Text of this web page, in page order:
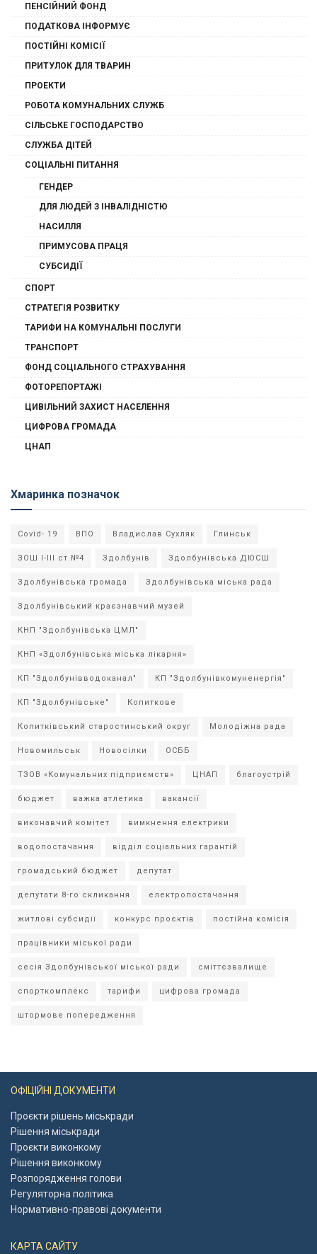
ПЕНСІЙНИЙ ФОНД
ПОДАТКОВА ІНФОРМУЄ
ПОСТІЙНІ КОМІСІЇ
ПРИТУЛОК ДЛЯ ТВАРИН
ПРОЕКТИ
РОБОТА КОМУНАЛЬНИХ СЛУЖБ
СІЛЬСЬКЕ ГОСПОДАРСТВО
СЛУЖБА ДІТЕЙ
СОЦІАЛЬНІ ПИТАННЯ
ГЕНДЕР
ДЛЯ ЛЮДЕЙ З ІНВАЛІДНІСТЮ
НАСИЛЛЯ
ПРИМУСОВА ПРАЦЯ
СУБСИДІЇ
СПОРТ
СТРАТЕГІЯ РОЗВИТКУ
ТАРИФИ НА КОМУНАЛЬНІ ПОСЛУГИ
ТРАНСПОРТ
ФОНД СОЦІАЛЬНОГО СТРАХУВАННЯ
ФОТОРЕПОРТАЖІ
ЦИВІЛЬНИЙ ЗАХИСТ НАСЕЛЕННЯ
ЦИФРОВА ГРОМАДА
ЦНАП
Хмаринка позначок
Covid- 19 ВПО Владислав Сухляк Глинськ
ЗОШ І-ІІІ ст №4 Здолбунів Здолбунівська ДЮСШ
Здолбунівська громада Здолбунівська міська рада
Здолбунівський краєзнавчий музей
КНП "Здолбунівська ЦМЛ"
КНП «Здолбунівська міська лікарня»
КП "Здолбунівводоканал" КП "Здолбунівкомуненергія"
КП "Здолбунівське" Копиткове
Копитківський старостинський округ Молодіжна рада
Новомильськ Новосілки ОСББ
ТЗОВ «Комунальних підприємств» ЦНАП благоустрій
бюджет важка атлетика вакансії
виконавчий комітет вимкнення електрики
водопостачання відділ соціальних гарантій
громадський бюджет депутат
депутати 8-го скликання електропостачання
житлові субсидії конкурс проєктів постійна комісія
працівники міської ради
сесія Здолбунівської міської ради сміттєзвалище
спорткомплекс тарифи цифрова громада
штормове попередження
ОФІЦІЙНІ ДОКУМЕНТИ
Проєкти рішень міськради
Рішення міськради
Проєкти виконкому
Рішення виконкому
Розпорядження голови
Регуляторна політика
Нормативно-правові документи
КАРТА САЙТУ